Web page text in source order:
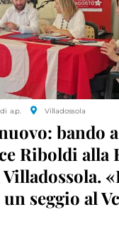
di a.p. Villadossola
bando
Riboldi alla
seggio al